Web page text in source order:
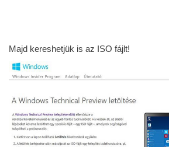
Majd kereshetjük is az ISO fájlt!